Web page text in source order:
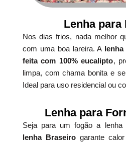
Lenha para
Nos dias frios, nada melhor
com uma boa lareira. A
feita com 100% eucalipto,
limpa, com chama bonita e
Ideal para uso residencial ou
Lenha para
Seja para um fogão a lenha
lenha Braseirogarante calor